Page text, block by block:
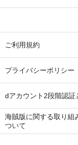
ご利用規約
プライバシーポリシー
dアカウント2段階認証
海賊版に関する取り組
ついて